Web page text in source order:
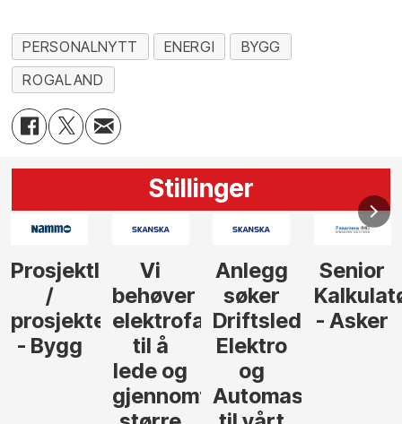
PERSONALNYTT ENERGI
BYGG
ROGALAND
Stillinger
Anlegg
søker
Driftsleder
Elektro
Automasjon
Senior
Kalkulatør
- Asker
Senior
Tilbudsleder
Anlegg
- Oslo